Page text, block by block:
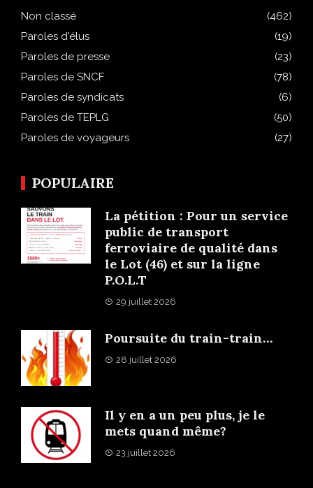
Non classé
(462)
Paroles d'élus
(19)
Paroles de presse
(23)
Paroles de SNCF
(78)
Paroles de syndicats
(6)
Paroles de TEPLG
(50)
Paroles de voyageurs
(27)
POPULAIRE
La pétition : Pour un service
public de transport
ferroviaire de qualité dans
le Lot (46) et sur la ligne
P.O.L.T
29 juillet 2026
Poursuite du train-train…
28 juillet 2026
Il y en a un peu plus, je le
mets quand même?
23 juillet 2026